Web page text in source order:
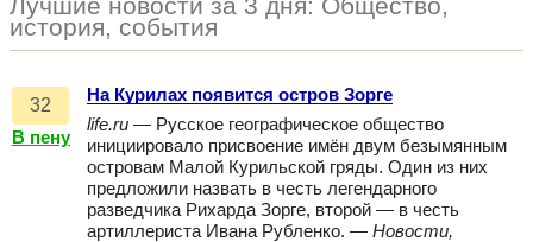
Лучшие новости за 3 дня: Общество,
история, события
32
В пену
На Курилах появится остров Зорге
life.ru — Русское географическое общество
инициировало присвоение имён двум безымянным
островам Малой Курильской гряды. Один из них
предложили назвать в честь легендарного
разведчика Рихарда Зорге, второй — в честь
артиллериста Ивана Рубленко. — Новости,